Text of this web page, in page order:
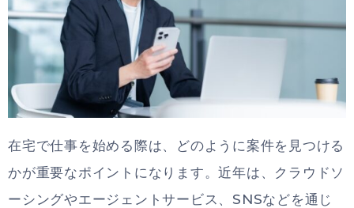
在宅で仕事を始める際は、どのように案件を見つける
かが重要なポイントになります。近年は、クラウドソ
ーシングやエージェントサービス、SNSなどを通じ